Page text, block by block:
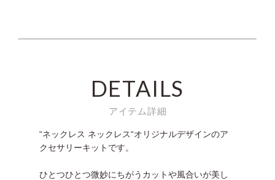
DETAILS
アイテム詳細
“ネックレス ネックレス“オリジナルデザインのア
クセサリーキットです。
ひとつひとつ微妙にちがうカットや風合いが美し